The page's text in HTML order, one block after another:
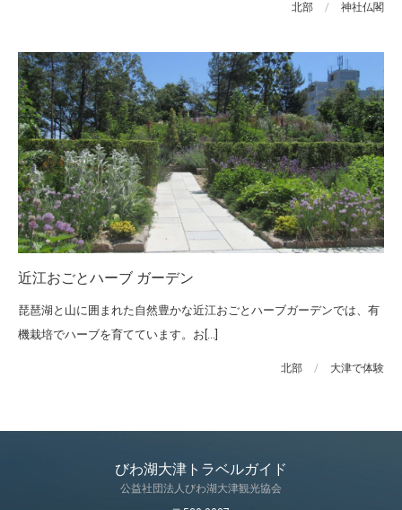
北部 / 神社仏閣
近江おごとハーブ ガーデン
琵琶湖と山に囲まれた自然豊かな近江おごとハーブガーデンでは、有
機栽培でハーブを育てています。お[...]
北部 / 大津で体験
びわ湖大津トラベルガイド
公益社団法人びわ湖大津観光協会